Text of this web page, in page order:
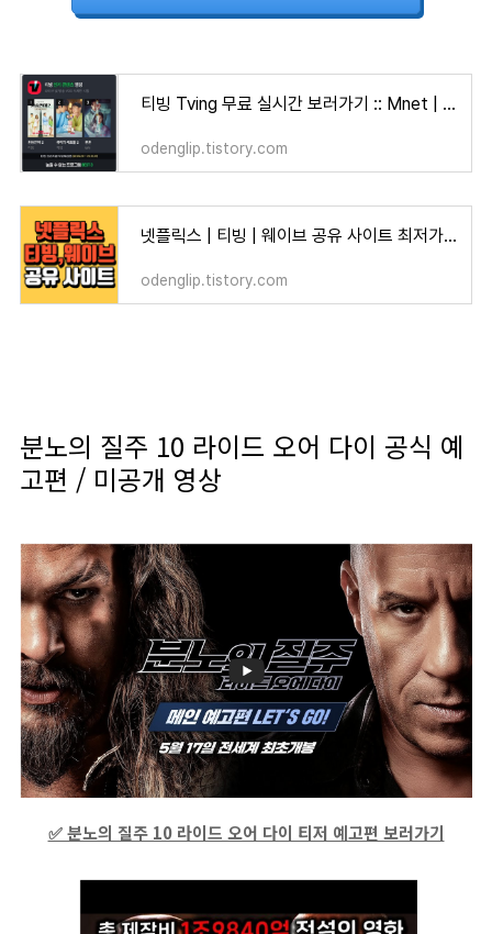
티빙 Tving 무료 실시간 보러가기 :: Mnet | tvN
odenglip.tistory.com
넷플릭스 | 티빙 | 웨이브 공유 사이트 최저가 추천
odenglip.tistory.com
분노의 질주 10 라이드 오어 다이 공식 예
고편 / 미공개 영상
✅ 분노의 질주 10 라이드 오어 다이 티저 예고편 보러가기